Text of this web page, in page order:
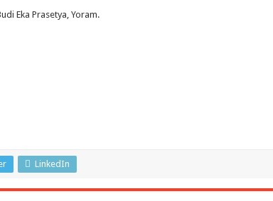
Eka Prasetya, Yoram.
LinkedIn